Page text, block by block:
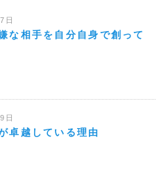
・セッション
インサロン
日
な相手を自分自身で創って
日
卓越している理由